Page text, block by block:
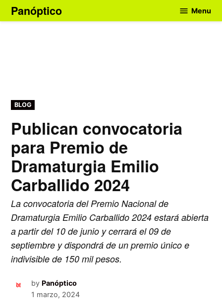
Skip
to
Panóptico Menu
POSTED
IN
BLOG
Publican convocatoria
para Premio de
Dramaturgia Emilio
Carballido 2024
La convocatoria del Premio Nacional de
Dramaturgia Emilio Carballido 2024 estará abierta
a partir del 10 de junio y cerrará el 09 de
septiembre y dispondrá de un premio único e
indivisible de 150 mil pesos.
by Panóptico
1 marzo, 2024